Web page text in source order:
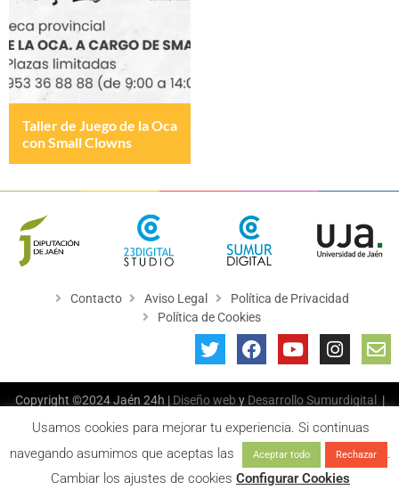
Taller de Juego de la Oca
con Small Clowns
Contacto Aviso Legal
Política de Privacidad
Política de Cookies
Copyright ©2024 Jaén 24h | Diseño weby Desarrollo Sumurdigital|
Usamos cookies para mejorar tu experiencia. Si continuas
navegando asumimos que aceptas las
Aceptar todo Rechazar
.
Cambiar los ajustes de cookies Configurar Cookies